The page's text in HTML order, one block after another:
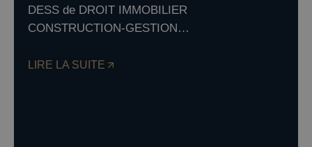
DESS de DROIT IMMOBILIER
CONSTRUCTION-GESTION…
LIRE LA SUITE